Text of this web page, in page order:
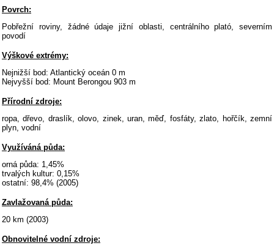
Povrch:
Pobřežní roviny, žádné údaje jižní oblasti, centrálního plató, severním
povodí
Výškové extrémy:
Nejnižší bod: Atlantický oceán 0 m
Nejvyšší bod: Mount Berongou 903 m
Přírodní zdroje:
ropa, dřevo, draslík, olovo, zinek, uran, měď, fosfáty, zlato, hořčík, zemní
plyn, vodní
Využíváná půda:
orná půda: 1,45%
trvalých kultur: 0,15%
ostatní: 98,4% (2005)
Zavlažovaná půda:
20 km (2003)
Obnovitelné vodní zdroje: